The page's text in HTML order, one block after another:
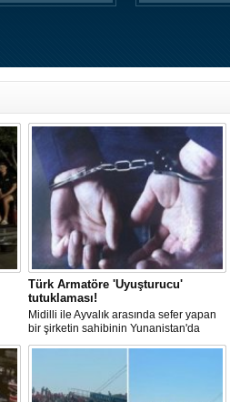
Türk Armatöre 'Uyuşturucu'
tutuklaması!
Midilli ile Ayvalık arasında sefer yapan
bir şirketin sahibinin Yunanistan'da
tutuklandığı bildirildi.